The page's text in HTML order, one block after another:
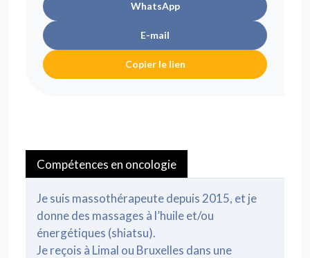
WhatsApp
E-mail
Copier le lien
Compétences en oncologie
Je suis massothérapeute depuis 2015, et je
donne des massages à l’huile et/ou
énergétiques (shiatsu).
Je reçois à Limal ou Bruxelles dans une